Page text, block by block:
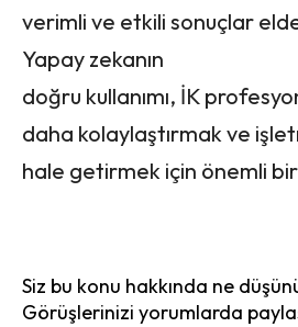
verimli ve etkili sonuçlar
Yapay zekanın
doğru kullanımı, İK
daha kolaylaştırmak ve
hale getirmek için önemli bir
Siz bu konu hakkında ne
Görüşlerinizi yorumlarda